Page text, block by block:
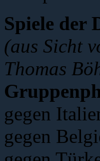
Spiele der
(aus Sicht
Thomas
gegen
gegen